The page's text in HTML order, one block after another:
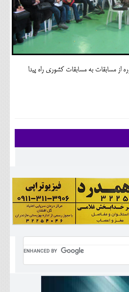
از مسابقات به مسابقات کشوری راه پیدا